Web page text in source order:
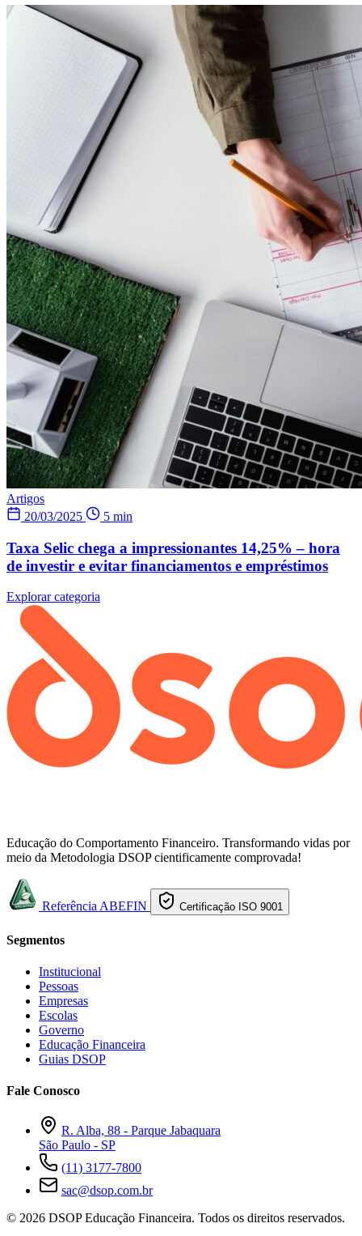
Artigos
20/03/2025
5 min
Taxa Selic chega a impressionantes 14,25% – hora
de investir e evitar financiamentos e empréstimos
Explorar categoria
Educação do Comportamento Financeiro. Transformando vidas por
meio da Metodologia DSOP cientificamente comprovada!
Referência ABEFIN Certificação ISO 9001
Segmentos
Institucional
Pessoas
Empresas
Escolas
Governo
Educação Financeira
Guias DSOP
Fale Conosco
R. Alba, 88 - Parque Jabaquara
São Paulo - SP
(11) 3177-7800
sac@dsop.com.br
© 2026 DSOP Educação Financeira. Todos os direitos reservados.